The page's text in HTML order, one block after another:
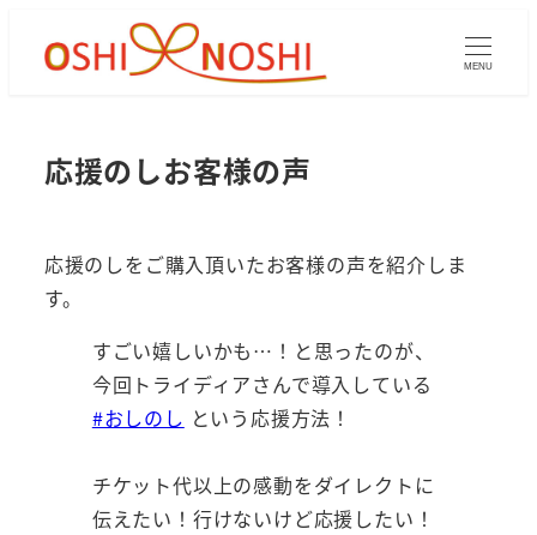
MENU
応援のしお客様の声
応援のしをご購入頂いたお客様の声を紹介しま
す。
すごい嬉しいかも…！と思ったのが、
今回トライディアさんで導入している
#おしのし という応援方法！
チケット代以上の感動をダイレクトに
伝えたい！行けないけど応援したい！